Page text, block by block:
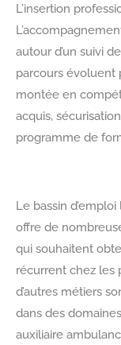
L’insertion
autour d’un suivi
parcours évoluent
montée en
acquis,
programme de
Le bassin
offre de
qui souhaitent
récurrent chez les
d’autres métiers
dans des
auxiliaire